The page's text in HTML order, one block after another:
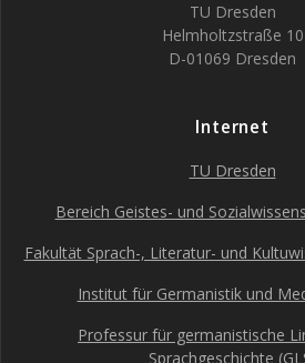
TU Dresden
Helmholtzstraße 10
D-01069 Dresden
Internet
TU Dresden
Bereich Geistes- und
Fakultät Sprach-, Literatur- und
Institut für Germanistik und
Professur für germanistische
Sprachgeschichte